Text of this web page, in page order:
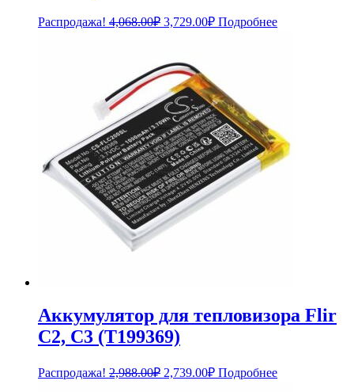
Распродажа! 4,068.00₽ Первоначальная
4,068.00₽.
3,729.00₽Текущая
цена:
Подробнее
Аккумулятор для тепловизора Flir
C2, C3 (T199369)
Распродажа! 2,988.00₽ Первоначальная
2,739.00₽Текущая
цена:
Подробнее